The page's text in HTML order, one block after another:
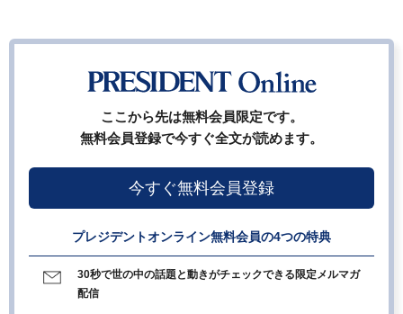
ここから先は無料会員限定です。
無料会員登録で今すぐ全文が読めます。
今すぐ無料会員登録
プレジデントオンライン無料会員の4つの特典
30秒で世の中の話題と動きがチェックできる限定メルマガ
配信